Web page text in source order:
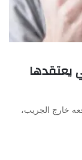
يعتقدها
خارج الجريب،